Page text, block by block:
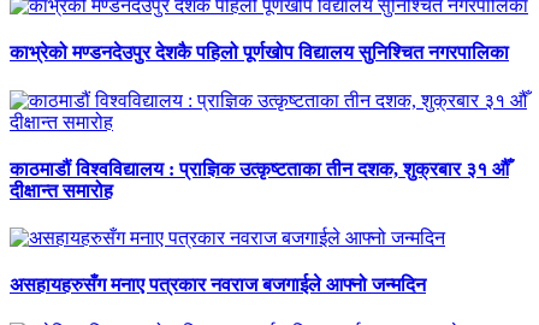
काभ्रेको मण्डनदेउपुर देशकै पहिलो पूर्णखोप विद्यालय सुनिश्चित नगरपालिका
काठमाडौं विश्वविद्यालय : प्राज्ञिक उत्कृष्टताका तीन दशक, शुक्रबार ३१ औँ
दीक्षान्त समारोह
असहायहरुसँग मनाए पत्रकार नवराज बजगाईले आफ्नो जन्मदिन